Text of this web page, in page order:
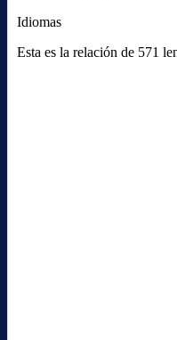
Idiomas
Esta es la relación de 571